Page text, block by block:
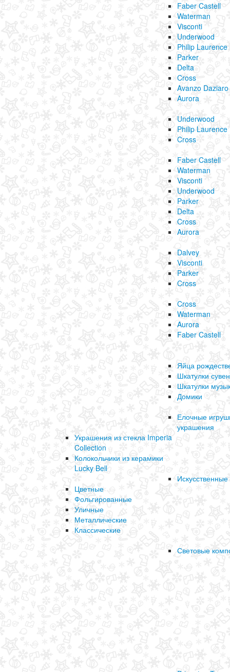
Faber Castell
Waterman
Visconti
Underwood
Philip Laurence
Parker
Delta
Cross
Avanzo Daziaro
Aurora
Underwood
Philip Laurence
Cross
Faber Castell
Waterman
Visconti
Underwood
Parker
Delta
Cross
Aurora
Dalvey
Visconti
Parker
Cross
Cross
Waterman
Aurora
Faber Castell
Яйца
Шкатулки
Шкатулки
Домики
Елочные
украшения
Украшения из стекла Imperia
Collection
Колокольчики из керамики
Lucky Bell
Искусственные
Цветные
Фольгированные
Уличные
Металлические
Классические
Световые